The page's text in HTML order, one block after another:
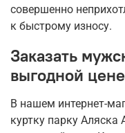
совершенно
к быстрому износу.
Заказать
выгодной
В нашем интернет-
куртку парку Аляска